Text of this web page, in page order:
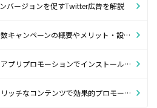
バージョンを促すTwitter広告を解説
5. Twitterのエンゲージメント数キャンペーンの概要やメリット・設定の手順6ステップ
6. Twitterを活用した効果的なアプリプロモーションでインストール数を増加させよう
7. Twitterの動画広告を解説！リッチなコンテンツで効果的プロモーションが可能